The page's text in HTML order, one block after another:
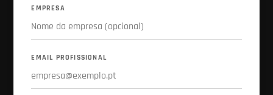
EMPRESA
EMAIL PROFISSIONAL